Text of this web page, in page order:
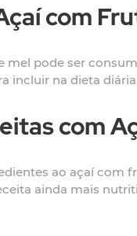
com
mel pode ser
incluir na dieta
com
ao açaí com
ainda mais